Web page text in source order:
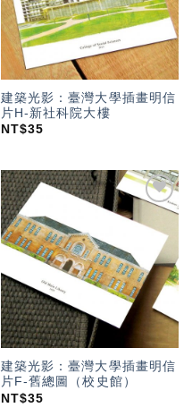
建築光影：臺灣大學插畫明信
片H-新社科院大樓
NT$35
加入
「願
望輕
單」
建築光影：臺灣大學插畫明信
片F-舊總圖（校史館）
NT$35